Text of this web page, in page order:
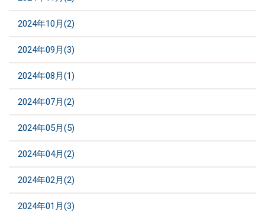
2024年10月(2)
2024年09月(3)
2024年08月(1)
2024年07月(2)
2024年05月(5)
2024年04月(2)
2024年02月(2)
2024年01月(3)